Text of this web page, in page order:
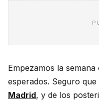
Empezamos la
esperados. Seguro
Madrid, y de los